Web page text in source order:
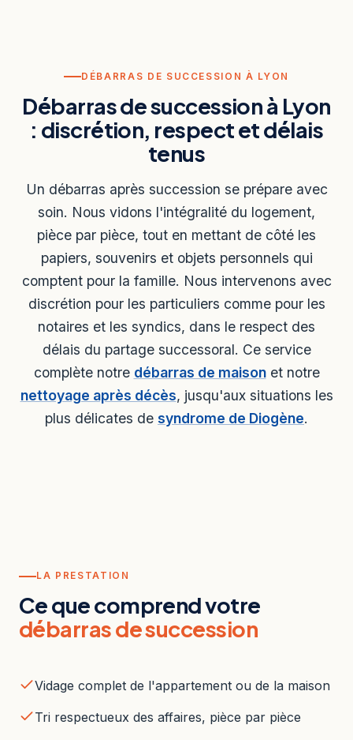
DÉBARRAS DE SUCCESSION À LYON
Débarras de succession à Lyon
: discrétion, respect et délais
tenus
Un débarras après succession se prépare avec
soin. Nous vidons l'intégralité du logement,
pièce par pièce, tout en mettant de côté les
papiers, souvenirs et objets personnels qui
comptent pour la famille. Nous intervenons avec
discrétion pour les particuliers comme pour les
notaires et les syndics, dans le respect des
délais du partage successoral. Ce service
complète notre débarras de maisonet notre
nettoyage après décès, jusqu'aux situations les
plus délicates de syndrome de Diogène.
LA PRESTATION
Ce que comprend votre
débarras de succession
Vidage complet de l'appartement ou de la maison
Tri respectueux des affaires, pièce par pièce